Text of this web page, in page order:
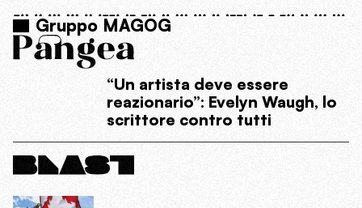
Gruppo MAGOG
“Un artista deve essere
reazionario”: Evelyn Waugh, lo
scrittore contro tutti